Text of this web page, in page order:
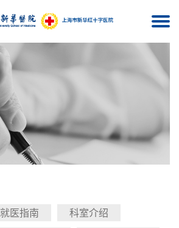
就医指南
科室介绍